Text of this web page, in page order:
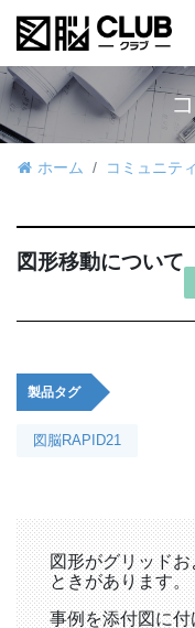
ホーム コミュニティ
図形移動について
製品タグ
図脳RAPID21
図形がグリッド
ときがあります。
事例を添付図に付